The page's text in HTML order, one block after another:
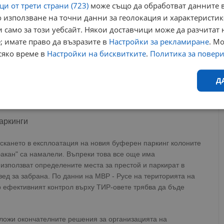
в експлоатация на новия буферен паркинг колоните
са намалели. Въпреки това все още има
определените места за престой и паркират в
за забрана. По данни на МВР - Русе на територията на
контрол върху ТИР-овете трябва да бъде
окончателните решения за организацията на
от трети страни (723) може също да обработват данните
на точни данни за геолокация и
за този уебсайт. Някои доставчици може да разчитат
имате право да възразите в Настройки за рекламиране.
време в Настройки на бисквитките. Политика за
Ефективност Таргетиране Функционалност
Ефективност Таргетиране Функционалност
може да се използва правилно без строго необходими бисквитки.